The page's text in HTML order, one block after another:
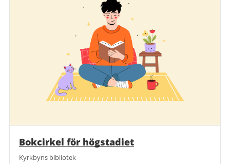
Bokcirkel för högstadiet
Kyrkbyns bibliotek